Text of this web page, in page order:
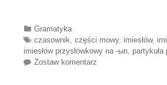
Categories
Gramatyka
Tags
czasownik, części mowy, imiesłów,
imiesłów przysłówkowy na -ып,
Zostaw komentarz